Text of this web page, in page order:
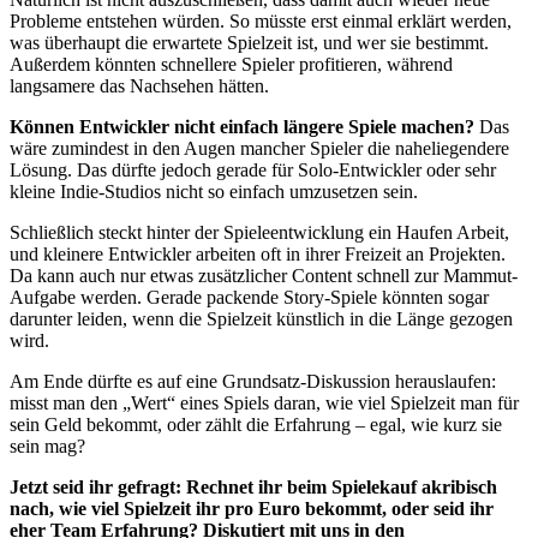
Probleme entstehen würden. So müsste erst einmal erklärt werden,
was überhaupt die erwartete Spielzeit ist, und wer sie bestimmt.
Außerdem könnten schnellere Spieler profitieren, während
langsamere das Nachsehen hätten.
Können Entwickler nicht einfach längere Spiele machen? Das
wäre zumindest in den Augen mancher Spieler die naheliegendere
Lösung. Das dürfte jedoch gerade für Solo-Entwickler oder sehr
kleine Indie-Studios nicht so einfach umzusetzen sein.
Schließlich steckt hinter der Spieleentwicklung ein Haufen Arbeit,
und kleinere Entwickler arbeiten oft in ihrer Freizeit an Projekten.
Da kann auch nur etwas zusätzlicher Content schnell zur Mammut-
Aufgabe werden. Gerade packende Story-Spiele könnten sogar
darunter leiden, wenn die Spielzeit künstlich in die Länge gezogen
wird.
Am Ende dürfte es auf eine Grundsatz-Diskussion herauslaufen:
misst man den „Wert“ eines Spiels daran, wie viel Spielzeit man für
sein Geld bekommt, oder zählt die Erfahrung – egal, wie kurz sie
sein mag?
Jetzt seid ihr gefragt: Rechnet ihr beim Spielekauf akribisch
nach, wie viel Spielzeit ihr pro Euro bekommt, oder seid ihr
eher Team Erfahrung? Diskutiert mit uns in den